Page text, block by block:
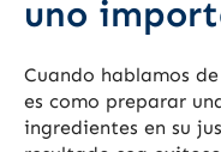
uno
Cuando hablamos
es como preparar
ingredientes en su